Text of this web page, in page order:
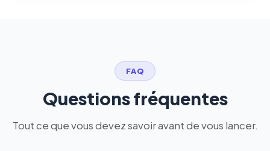
FAQ
Questions fréquentes
Tout ce que vous devez savoir avant de vous lancer.